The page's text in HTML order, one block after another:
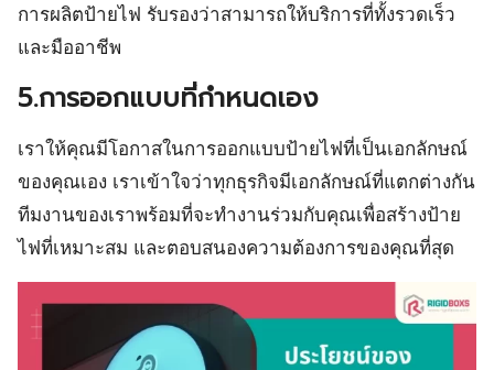
การผลิตป้ายไฟ รับรองว่าสามารถให้บริการที่ทั้งรวดเร็ว
และมืออาชีพ
5.การออกแบบที่กำหนดเอง
เราให้คุณมีโอกาสในการออกแบบป้ายไฟที่เป็นเอกลักษณ์
ของคุณเอง เราเข้าใจว่าทุกธุรกิจมีเอกลักษณ์ที่แตกต่างกัน
ทีมงานของเราพร้อมที่จะทำงานร่วมกับคุณเพื่อสร้างป้าย
ไฟที่เหมาะสม และตอบสนองความต้องการของคุณที่สุด